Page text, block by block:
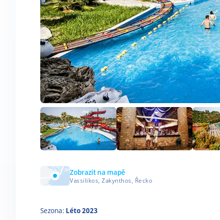
Zobrazit na mapě
Vassilikos, Zakynthos, Řecko
Sezona: Léto 2023